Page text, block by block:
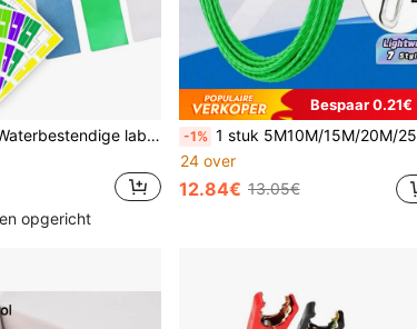
Kabellabels - Waterbestendige labels voor snoeren Beschrijfbare stickers Identificatielabels Draadlabels Tags - Zelfklevende draadlabels Afdrukbaar voor laserprinter en handschrift
opgericht
Bespaar 0.21€
-1% 1 stuk 5M10M/15M/20M/25M/30M/50M Kabeltrekker Polyester Visveer POM Buisstang Muurkabelgeleider Gereedschap voor Kabelaanleg, Buisinstallatie, Glasvezelkabel Trekset Flexibele Oprol Niet-Geleidende Stang Buistrekker Gereedschap voor Elektriciens Huisbedrading Telecom Kabelgoot Trekkoord Gereedschap Roestwerend Lichtgewicht Duurzaam Visveer Oprol Kabeltrekker Apparatuur
24 over
12.84€ 13.05€